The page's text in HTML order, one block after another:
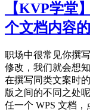
【KVP学堂
个文档内容
职场中很常见你撰
修改，我们就会想
在撰写同类文案时
版之间的不同之处
任一个 WPS 文档